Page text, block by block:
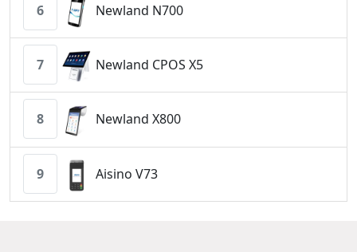
6 Newland N700
7 Newland CPOS X5
8 Newland X800
9 Aisino V73